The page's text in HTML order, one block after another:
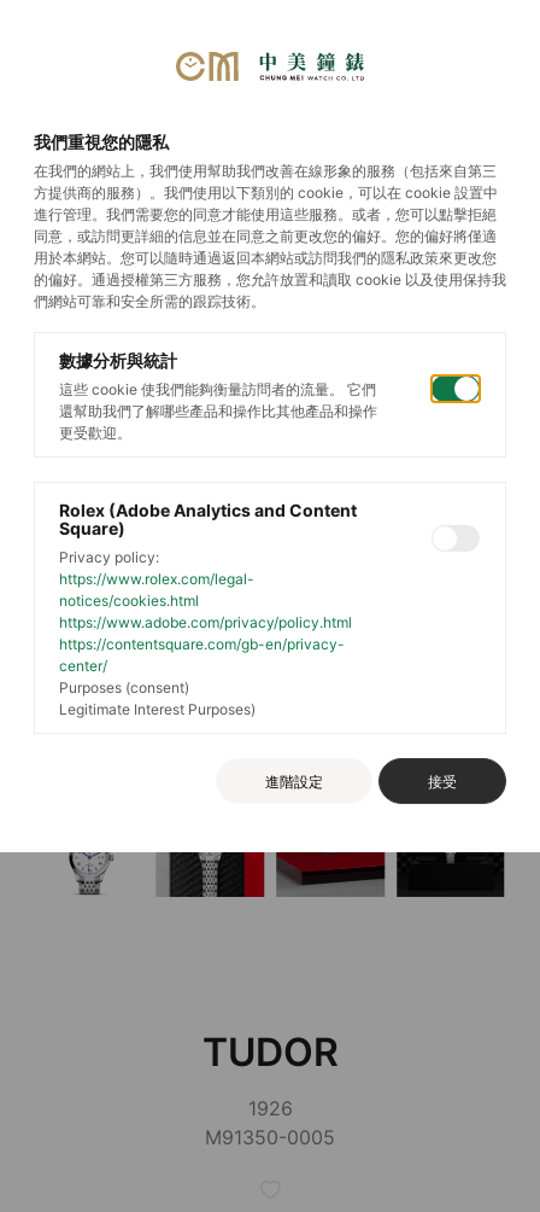
1926
TUDOR
1926
M91350-0005
我們重視您的隱私
在我們的網站上，我們使用幫助我們改善在線形象的服務（包括來自第三
方提供商的服務）。我們使用以下類別的 cookie，可以在 cookie 設置中
進行管理。我們需要您的同意才能使用這些服務。或者，您可以點擊拒絕
同意，或訪問更詳細的信息並在同意之前更改您的偏好。您的偏好將僅適
用於本網站。您可以隨時通過返回本網站或訪問我們的隱私政策來更改您
的偏好。通過授權第三方服務，您允許放置和讀取 cookie 以及使用保持我
們網站可靠和安全所需的跟踪技術。
數據分析與統計
這些 cookie 使我們能夠衡量訪問者的流量。 它們
還幫助我們了解哪些產品和操作比其他產品和操作
更受歡迎。
Rolex (Adobe Analytics and Content
Square)
Privacy policy:
https://www.rolex.com/legal-
notices/cookies.html
https://www.adobe.com/privacy/policy.html
https://contentsquare.com/gb-en/privacy-
center/
Purposes (consent)
Legitimate Interest Purposes)
進階設定 接受